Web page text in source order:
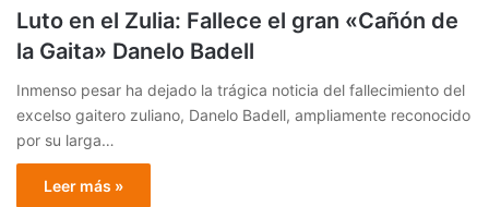
Luto en el Zulia: Fallece el gran «Cañón de
la Gaita» Danelo Badell
Inmenso pesar ha dejado la trágica noticia del fallecimiento del
excelso gaitero zuliano, Danelo Badell, ampliamente reconocido
por su larga…
Leer más »